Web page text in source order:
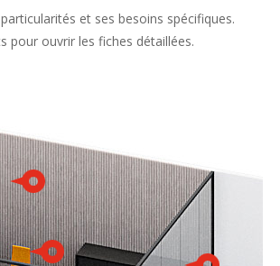
et ses besoins spécifiques.
pour ouvrir les fiches détaillées.